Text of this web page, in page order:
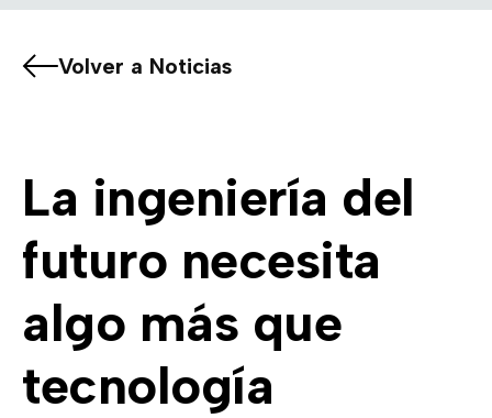
Volver a Noticias
La ingeniería del
futuro necesita
algo más que
tecnología